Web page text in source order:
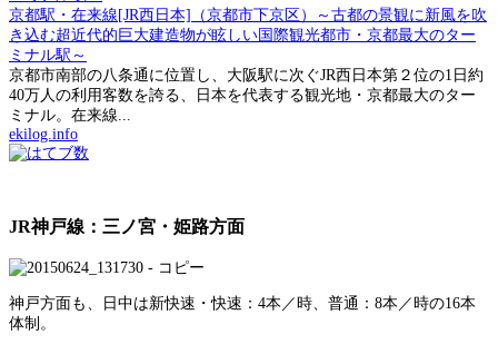
京都駅・在来線[JR西日本]（京都市下京区）～古都の景観に新風を吹
き込む超近代的巨大建造物が眩しい国際観光都市・京都最大のター
ミナル駅～
京都市南部の八条通に位置し、大阪駅に次ぐJR西日本第２位の1日約
40万人の利用客数を誇る、日本を代表する観光地・京都最大のター
ミナル。在来線...
ekilog.info
JR神戸線：三ノ宮・姫路方面
神戸方面も、日中は新快速・快速：4本／時、普通：8本／時の16本
体制。